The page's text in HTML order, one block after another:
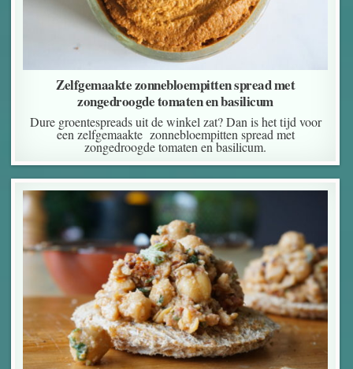
Zelfgemaakte zonnebloempitten spread met
zongedroogde tomaten en basilicum
Dure groentespreads uit de winkel zat? Dan is het tijd voor
een zelfgemaakte zonnebloempitten spread met
zongedroogde tomaten en basilicum.